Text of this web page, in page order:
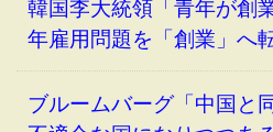
韓国李大統領「青年が創
年雇用問題を「創業」へ
ブルームバーグ「中国と